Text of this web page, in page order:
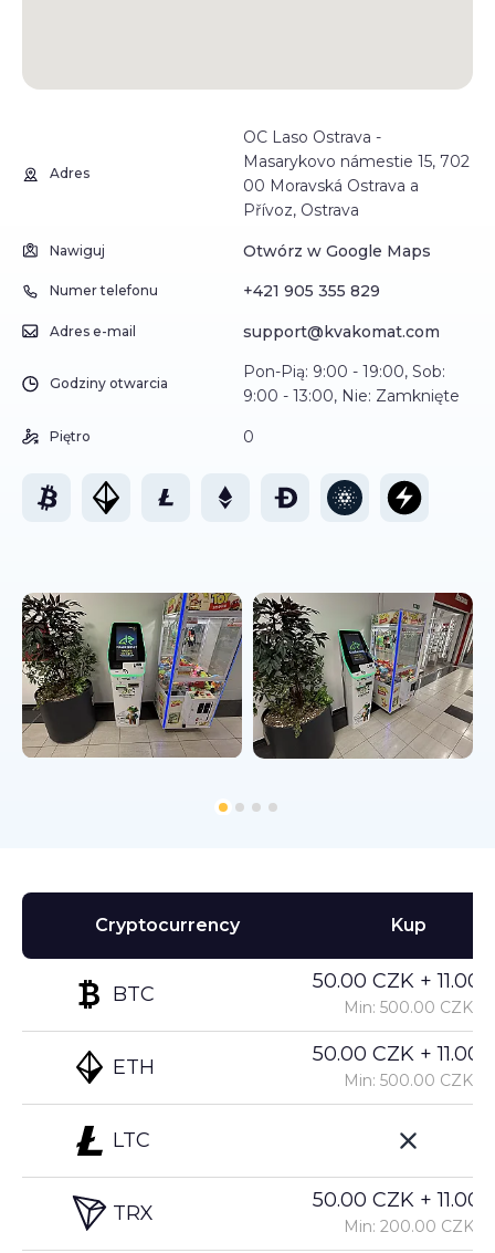
Adres
OC Laso Ostrava -
Masarykovo námestie 15, 702
00 Moravská Ostrava a
Přívoz, Ostrava
Nawiguj Otwórz w Google Maps
Numer telefonu +421 905 355 829
Adres e-mail support@kvakomat.com
Godziny otwarcia
Pon-Pią: 9:00 - 19:00, Sob:
9:00 - 13:00, Nie: Zamknięte
Piętro 0
Cryptocurrency
BTC
ETH
LTC
TRX
Kup
50.00 CZK +
Min: 500.00 CZK
50.00 CZK +
Min: 500.00 CZK
50.00 CZK +
Min: 200.00 CZK